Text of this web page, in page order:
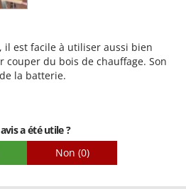
il est facile à utiliser aussi bien
couper du bois de chauffage. Son
la batterie.
a été utile ?
Non (0)